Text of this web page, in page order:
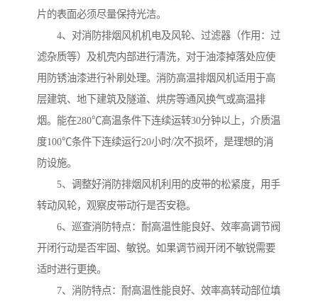
片的表面必须尽量保持光洁。
4、对消防排烟风机机电及风轮、过滤器（作用：过
滤杂质等）及机壳内部进行清洗，对于油漆掉落处应使
用防锈油漆进行补刷处理。消防高温排烟风机适用于高
层建筑、地下建筑及隧道、烘房等通风换气或高温排
烟。能在280℃高温条件下连续运转30分钟以上，介质温
度100℃条件下连续运行20小时/次不损坏，是理想的消
防设施。
5、调整好消防排烟风机利用的皮带的松紧度，用手
转动风轮，观察皮带动行是否安稳。
6、巡查消防特点：耐高温性能良好、效率高调节阀
开闭行动是否牢固、敏锐。如果调节阀开闭不敏锐需要
适时进行更换。
7、消防特点：耐高温性能良好、效率高转动部位填